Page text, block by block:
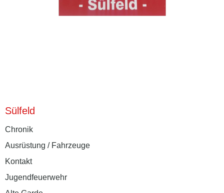
Sülfeld
Chronik
Ausrüstung / Fahrzeuge
Kontakt
Jugendfeuerwehr